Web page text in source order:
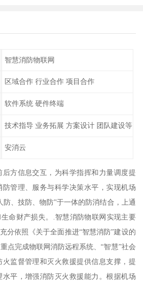
智慧消防物联网
区域合作 行业合作 项目合作
软件系统 硬件终端
技术指导 业务拓展 方案设计 团队建设等
安消云
方信息交互，为科学指挥和力量调度提
管理、服务与科学决策水平，实现机场
防、技防、物防”于一体的防消结合，上通
命财产损失。.智慧消防物联网实现主要
分依照《关于全面推进“智慧消防”建设的
点完成物联网消防远程系统、“智慧”社会
监督管理和灭火救援提供信息支撑，提
平，增强消防灭火救援能力。根据机场